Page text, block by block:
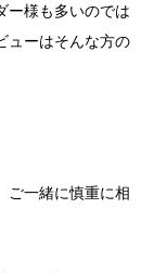
ー様も多いのでは
ューはそんな方の
ご一緒に慎重に相